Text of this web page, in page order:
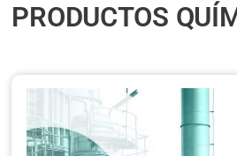
PRODUCTOS